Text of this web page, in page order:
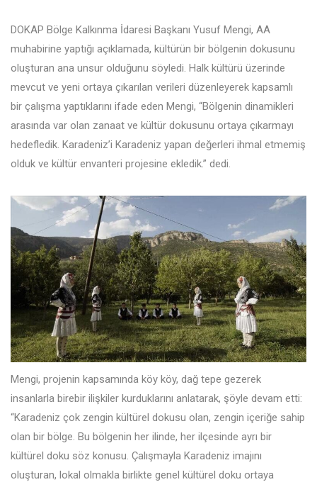
DOKAP Bölge Kalkınma İdaresi Başkanı Yusuf Mengi, AA
muhabirine yaptığı açıklamada, kültürün bir bölgenin dokusunu
oluşturan ana unsur olduğunu söyledi. Halk kültürü üzerinde
mevcut ve yeni ortaya çıkarılan verileri düzenleyerek kapsamlı
bir çalışma yaptıklarını ifade eden Mengi, “Bölgenin dinamikleri
arasında var olan zanaat ve kültür dokusunu ortaya çıkarmayı
hedefledik. Karadeniz’i Karadeniz yapan değerleri ihmal etmemiş
olduk ve kültür envanteri projesine ekledik.” dedi.
Mengi, projenin kapsamında köy köy, dağ tepe gezerek
insanlarla birebir ilişkiler kurduklarını anlatarak, şöyle devam etti:
“Karadeniz çok zengin kültürel dokusu olan, zengin içeriğe sahip
olan bir bölge. Bu bölgenin her ilinde, her ilçesinde ayrı bir
kültürel doku söz konusu. Çalışmayla Karadeniz imajını
oluşturan, lokal olmakla birlikte genel kültürel doku ortaya